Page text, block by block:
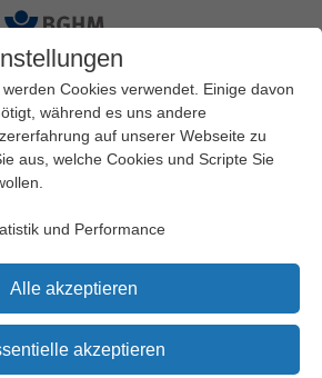
und Gesundheitsschutz
Arbeitsschutz Kompakt
an
Abricht-
Cookies verwendet. Einige davon
während es uns andere
auf unserer Webseite zu
aus, welche Cookies und Scripte Sie
und Performance
Alle akzeptieren
akzeptieren